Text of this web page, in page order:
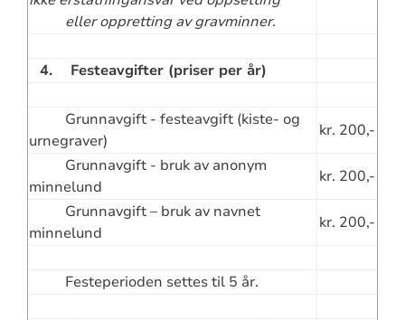
eller oppretting av gravminner.
4. Festeavgifter (priser per år)
Grunnavgift - festeavgift (kiste- og
urnegraver)
kr. 200,-
Grunnavgift - bruk av anonym
minnelund
kr. 200,-
Grunnavgift – bruk av navnet
minnelund
kr. 200,-
Festeperioden settes til 5 år.